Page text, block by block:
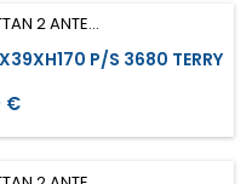
P/S 3680 TERRY
€